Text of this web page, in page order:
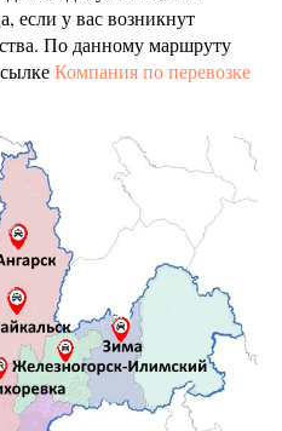
если у вас возникнут
По данному маршруту
Компания по перевозке